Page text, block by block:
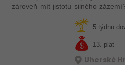
zároveň mít jistotu silného
pobočku v Uherském…
5 týdnů
13. plat
Uherské